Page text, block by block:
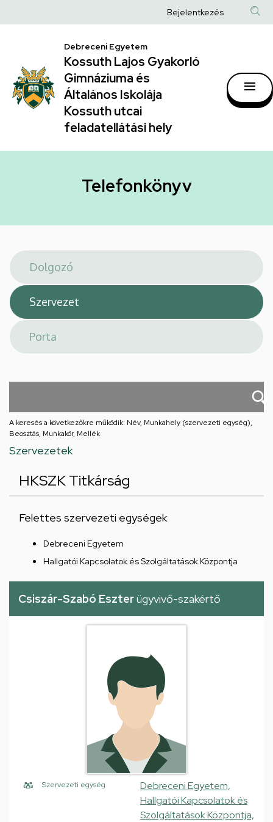
|
Kossuth
Lajos
Gyakorló
Gimnáziuma
Általános
hely
a
Anonim
fiók
Bejelentkezés
Debreceni Egyetem
Kossuth Lajos Gyakorló
Gimnáziuma és
Általános Iskolája
Kossuth utcai
feladatellátási hely
Telefonkönyv
A keresés a következőkre működik: Név, Munkahely (szervezeti egység),
Beosztás, Munkakör, Mellék
Szervezetek
HKSZK Titkárság
Felettes szervezeti egységek
Debreceni Egyetem
Hallgatói Kapcsolatok és Szolgáltatások Központja
Csiszár-Szabó Eszterügyvivő-szakértő
Szervezeti egység
Debreceni Egyetem,
Hallgatói Kapcsolatok és
Szolgáltatások Központja,